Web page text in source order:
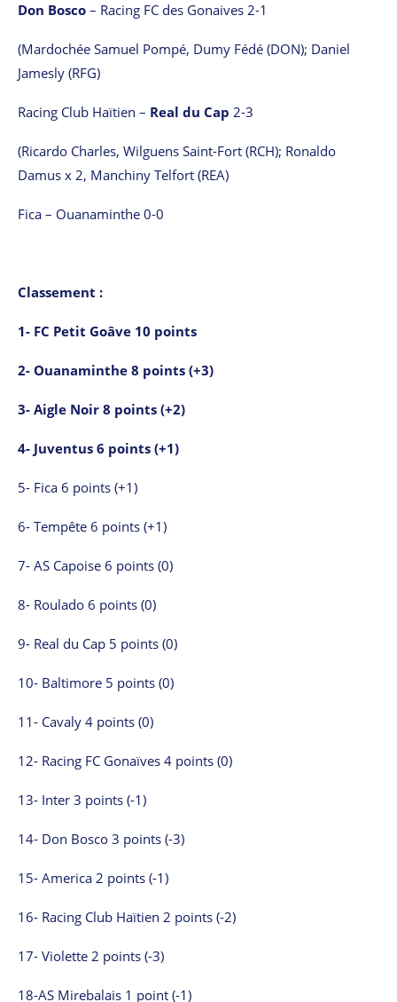
Don Bosco – Racing FC des Gonaives 2-1
(Mardochée Samuel Pompé, Dumy Fédé (DON); Daniel
Jamesly (RFG)
Racing Club Haïtien – Real du Cap 2-3
(Ricardo Charles, Wilguens Saint-Fort (RCH); Ronaldo
Damus x 2, Manchiny Telfort (REA)
Fica – Ouanaminthe 0-0
Classement :
1- FC Petit Goâve 10 points
2- Ouanaminthe 8 points (+3)
3- Aigle Noir 8 points (+2)
4- Juventus 6 points (+1)
5- Fica 6 points (+1)
6- Tempête 6 points (+1)
7- AS Capoise 6 points (0)
8- Roulado 6 points (0)
9- Real du Cap 5 points (0)
10- Baltimore 5 points (0)
11- Cavaly 4 points (0)
12- Racing FC Gonaïves 4 points (0)
13- Inter 3 points (-1)
14- Don Bosco 3 points (-3)
15- America 2 points (-1)
16- Racing Club Haïtien 2 points (-2)
17- Violette 2 points (-3)
18-AS Mirebalais 1 point (-1)